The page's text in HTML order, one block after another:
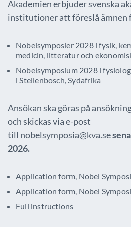
Akademien erbjuder svenska
institutioner att föreslå ämnen
Nobelsymposier 2028 i fysik,
medicin, litteratur och
Nobelsymposium 2028 i
i Stellenbosch, Sydafrika
Ansökan ska göras på
och skickas via e-post
till nobelsymposia@kva.se
2026.
Application form, Nobel
Application form, Nobel
Full instructions